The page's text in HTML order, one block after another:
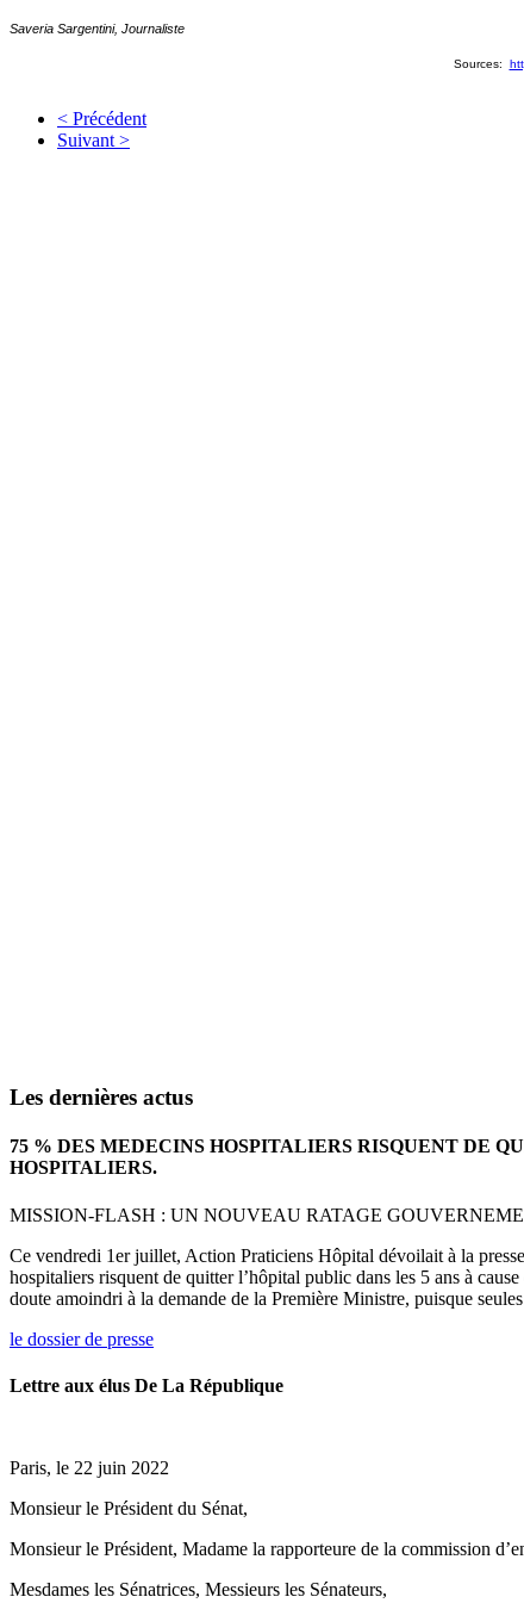
Saveria Sargentini, Journaliste
Sources:
< Précédent
Suivant >
Les dernières actus
75 % DES MEDECINS HOSPITALIERS RISQUENT DE
HOSPITALIERS.
MISSION-FLASH : UN NOUVEAU RATAGE
Ce vendredi 1er juillet, Action Praticiens Hôpital dévoilait à la
hospitaliers risquent de quitter l’hôpital public dans les 5 ans à
doute amoindri à la demande de la Première Ministre, puisque
le dossier de presse
Lettre aux élus De La République
Paris, le 22 juin 2022
Monsieur le Président du Sénat,
Monsieur le Président, Madame la rapporteure de la commission
Mesdames les Sénatrices, Messieurs les Sénateurs,